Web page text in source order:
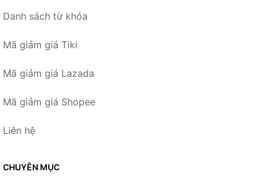
Danh sách từ khóa
Mã giảm giá Tiki
Mã giảm giá Lazada
Mã giảm giá Shopee
Liên hệ
CHUYÊN MỤC